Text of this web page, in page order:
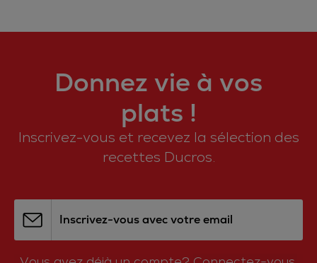
Donnez vie à vos
plats !
Inscrivez-vous et recevez la sélection des
recettes Ducros.
Inscrivez-vous avec votre email